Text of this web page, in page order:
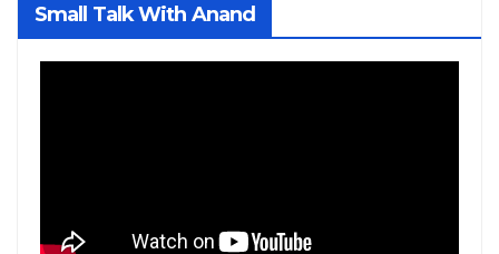
Small Talk With Anand